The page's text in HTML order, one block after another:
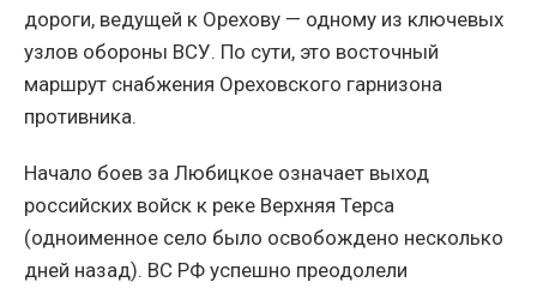
дороги, ведущей к Орехову — одному из ключевых
узлов обороны ВСУ. По сути, это восточный
маршрут снабжения Ореховского гарнизона
противника.
Начало боев за Любицкое означает выход
российских войск к реке Верхняя Терса
(одноименное село было освобождено несколько
дней назад). ВС РФ успешно преодолели